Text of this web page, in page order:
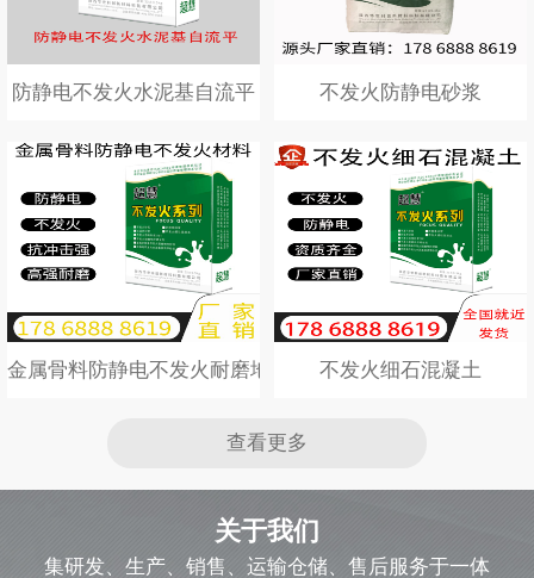
防静电不发火水泥基自流平 不发火防静电砂浆
金属骨料防静电不发火耐磨地坪材料不发火细石混凝土
查看更多
关于我们
集研发、生产、销售、运输仓储、售后服务于一体